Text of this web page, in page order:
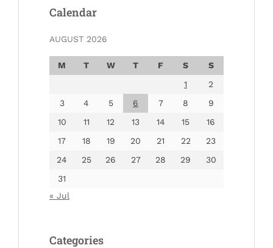
Calendar
AUGUST 2026
M T W T F S
S
1
2
3
4 5 6 7 8
9
10
11 12 13 14 15
16
17
18 19 20 21 22
23
24
25 26 27 28 29
30
31
« Jul
Categories